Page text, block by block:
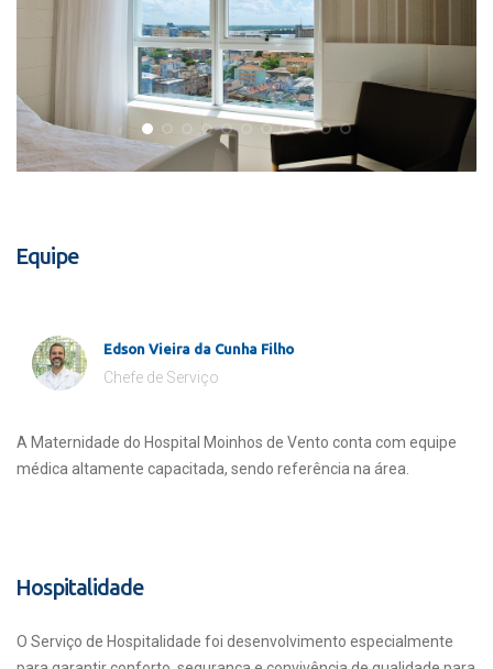
Equipe
Edson Vieira da Cunha Filho
Chefe de Serviço
A Maternidade do Hospital Moinhos de Vento conta com equipe
médica altamente capacitada, sendo referência na área.
Hospitalidade
O Serviço de Hospitalidade foi desenvolvimento especialmente